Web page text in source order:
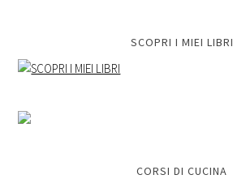
SCOPRI I MIEI LIBRI
CORSI DI CUCINA